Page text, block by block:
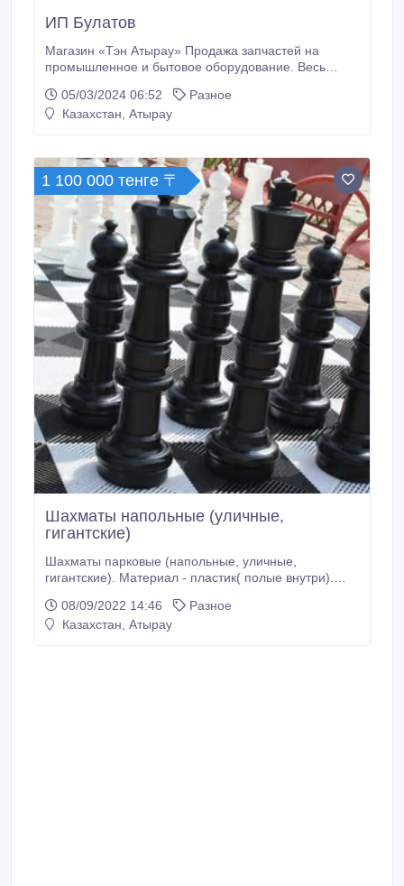
ИП Булатов
Магазин «Тэн Атырау» Продажа запчастей на
промышленное и бытовое оборудование. Весь
есть; Термостаты, Конфорки для плит Abat.
Переключатели, Тэны и т.д. Открыты с пн-пт с
05/03/2024 06:52
Разное
Казахстан, Атырау
1 100 000 тенге 〒
Шахматы напольные (уличные,
гигантские)
Шахматы парковые (напольные, уличные,
гигантские). Материал - пластик( полые внутри).
ладья - 70 см. Высота пешки - 60 см. Диаметр
основания всех фигур - 23 см. Основание (поле) -
08/09/2022 14:46
Разное
Казахстан, Атырау